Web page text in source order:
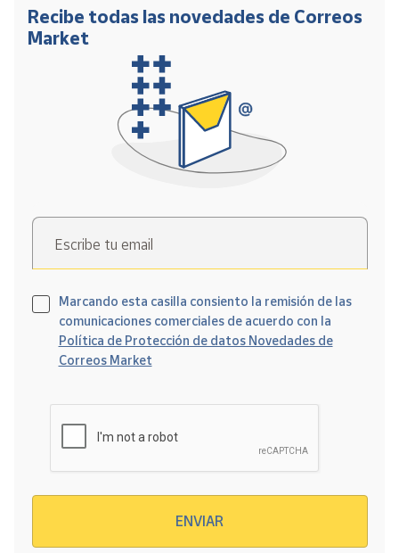
Recibe todas las novedades de Correos
Market
Escribe tu email
Marcando esta casilla consiento la remisión de las
comunicaciones comerciales de acuerdo con la
Política de Protección de datos Novedades de
Correos Market
ENVIAR